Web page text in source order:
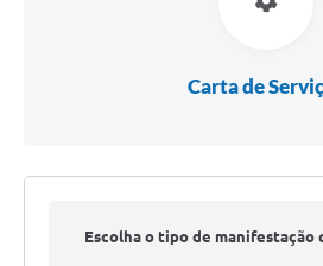
Carta de
Escolha o tipo de manifestação